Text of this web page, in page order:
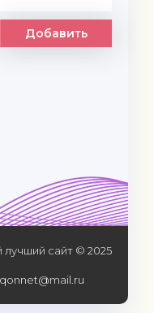
Добавить
сайт © 2025